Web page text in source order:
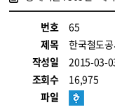
번호
65
제목
한국철도
작성일
2015-03-
조회수
16,975
파일